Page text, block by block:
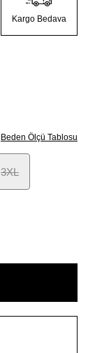
Kargo Bedava
Beden Ölçü Tablosu
3XL